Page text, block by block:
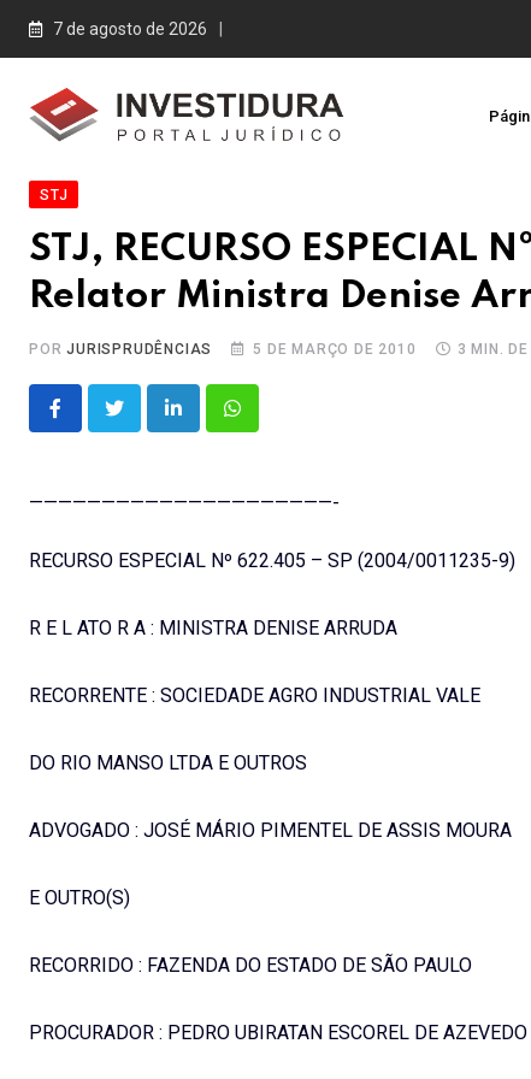
Skip
7 de agosto de 2026
STJ
STJ, RECURSO
Relator Ministra Denise
PORJURISPRUDÊNCIAS 5 DE MARÇO DE 2010 3 MIN.
LinkedInWhatsapp
—————————————————————-
RECURSO ESPECIAL Nº 622.405 – SP (2004/0011235-9)
R E L ATO R A : MINISTRA DENISE ARRUDA
RECORRENTE : SOCIEDADE AGRO INDUSTRIAL VALE
DO RIO MANSO LTDA E OUTROS
ADVOGADO : JOSÉ MÁRIO PIMENTEL DE ASSIS MOURA
E OUTRO(S)
RECORRIDO : FAZENDA DO ESTADO DE SÃO PAULO
PROCURADOR : PEDRO UBIRATAN ESCOREL DE AZEVEDO